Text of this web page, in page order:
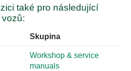
také pro následující
Skupina
Workshop & service
manuals